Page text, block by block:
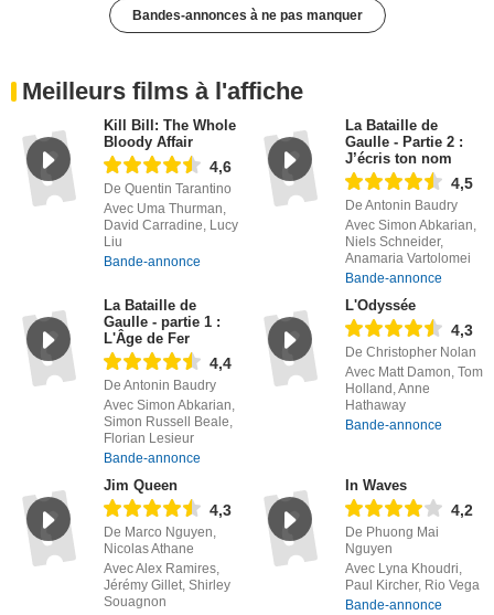
Bandes-annonces à ne pas manquer
Meilleurs films à l'affiche
Kill Bill: The Whole
Bloody Affair
4,6
De Quentin Tarantino
Avec Uma Thurman,
David Carradine, Lucy
Liu
Bande-annonce
La Bataille de
Gaulle - Partie 2 :
J’écris ton nom
4,5
De Antonin Baudry
Avec Simon Abkarian,
Niels Schneider,
Anamaria Vartolomei
Bande-annonce
La Bataille de
Gaulle - partie 1 :
L'Âge de Fer
4,4
De Antonin Baudry
Avec Simon Abkarian,
Simon Russell Beale,
Florian Lesieur
Bande-annonce
L'Odyssée
4,3
De Christopher Nolan
Avec Matt Damon, Tom
Holland, Anne
Hathaway
Bande-annonce
Jim Queen
4,3
De Marco Nguyen,
Nicolas Athane
Avec Alex Ramires,
Jérémy Gillet, Shirley
Souagnon
In Waves
4,2
De Phuong Mai
Nguyen
Avec Lyna Khoudri,
Paul Kircher, Rio Vega
Bande-annonce